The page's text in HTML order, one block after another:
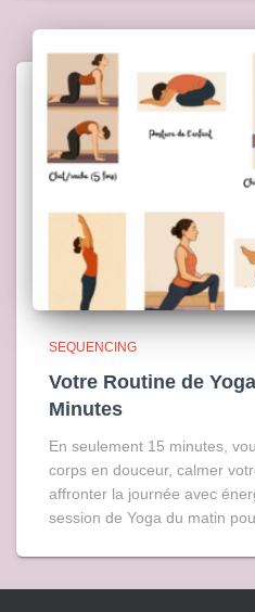
SEQUENCING
Votre Routine de
Minutes
En seulement 15 minutes,
corps en douceur, calmer
affronter la journée avec
session de Yoga du matin